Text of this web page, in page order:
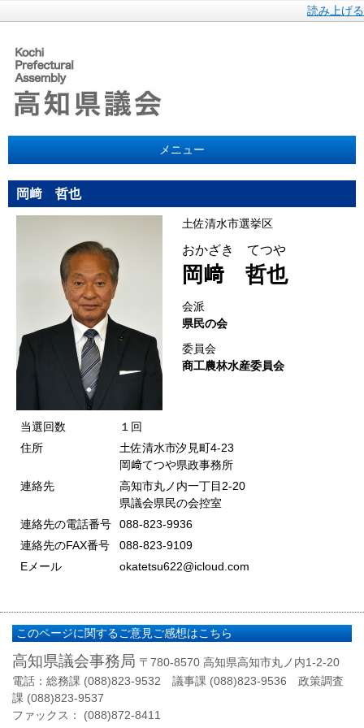
読み上げる
メニュー
岡﨑 哲也
土佐清水市選挙区
おかざき てつや
岡﨑 哲也
会派
県民の会
委員会
商工農林水産委員会
当選回数
１回
住所
土佐清水市汐見町4-23
岡﨑てつや県政事務所
連絡先
高知市丸ノ内一丁目2-20
県議会県民の会控室
連絡先の電話番号
088-823-9936
連絡先のFAX番号
088-823-9109
Eメール
okatetsu622@icloud.com
このページに関するご意見ご感想はこちら
高知県議会事務局 〒780-8570 高知県高知市丸ノ内1-2-20
電話：総務課 (088)823-9532 議事課 (088)823-9536 政策調査
課 (088)823-9537
ファックス： (088)872-8411